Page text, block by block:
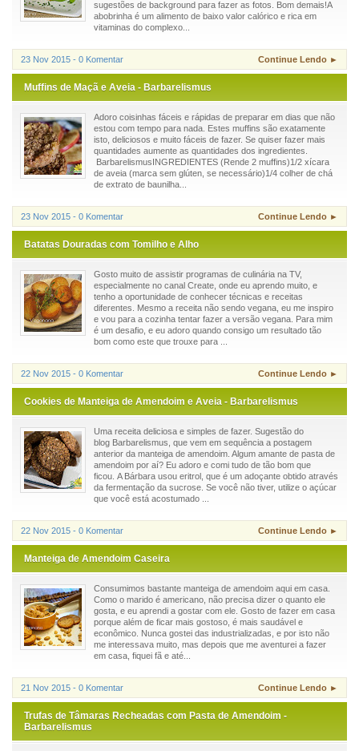
sugestões de background para fazer as fotos. Bom demais!A
abobrinha é um alimento de baixo valor calórico e rica em
vitaminas do complexo...
23 Nov 2015 - 0 Komentar Continue Lendo ►
Muffins de Maçã e Aveia - Barbarelismus
Adoro coisinhas fáceis e rápidas de preparar em dias que não
estou com tempo para nada. Estes muffins são exatamente
isto, deliciosos e muito fáceis de fazer. Se quiser fazer mais
quantidades aumente as quantidades dos ingredientes.
BarbarelismusINGREDIENTES (Rende 2 muffins)1/2 xícara
de aveia (marca sem glúten, se necessário)1/4 colher de chá
de extrato de baunilha...
23 Nov 2015 - 0 Komentar Continue Lendo ►
Batatas Douradas com Tomilho e Alho
Gosto muito de assistir programas de culinária na TV,
especialmente no canal Create, onde eu aprendo muito, e
tenho a oportunidade de conhecer técnicas e receitas
diferentes. Mesmo a receita não sendo vegana, eu me inspiro
e vou para a cozinha tentar fazer a versão vegana. Para mim
é um desafio, e eu adoro quando consigo um resultado tão
bom como este que trouxe para ...
22 Nov 2015 - 0 Komentar Continue Lendo ►
Cookies de Manteiga de Amendoim e Aveia - Barbarelismus
Uma receita deliciosa e simples de fazer. Sugestão do
blog Barbarelismus, que vem em sequência a postagem
anterior da manteiga de amendoim. Algum amante de pasta de
amendoim por aí? Eu adoro e comi tudo de tão bom que
ficou. A Bárbara usou eritrol, que é um adoçante obtido através
da fermentação da sucrose. Se você não tiver, utilize o açúcar
que você está acostumado ...
22 Nov 2015 - 0 Komentar Continue Lendo ►
Manteiga de Amendoim Caseira
Consumimos bastante manteiga de amendoim aqui em casa.
Como o marido é americano, não precisa dizer o quanto ele
gosta, e eu aprendi a gostar com ele. Gosto de fazer em casa
porque além de ficar mais gostoso, é mais saudável e
econômico. Nunca gostei das industrializadas, e por isto não
me interessava muito, mas depois que me aventurei a fazer
em casa, fiquei fã e até...
21 Nov 2015 - 0 Komentar Continue Lendo ►
Trufas de Tâmaras Recheadas com Pasta de Amendoim -
Barbarelismus